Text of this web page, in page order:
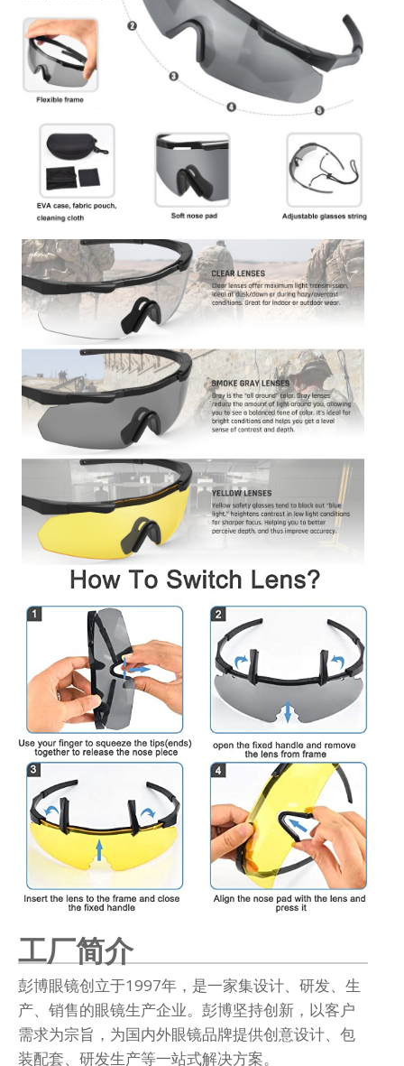
工厂简介
彭博眼镜创立于1997年，是一家集设计、研发、生
产、销售的眼镜生产企业。彭博坚持创新，以客户
需求为宗旨，为国内外眼镜品牌提供创意设计、包
装配套、研发生产等一站式解决方案。